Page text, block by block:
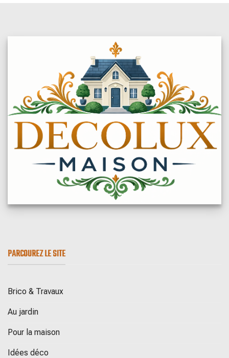
PARCOUREZ LE SITE
Brico & Travaux
Au jardin
Pour la maison
Idées déco